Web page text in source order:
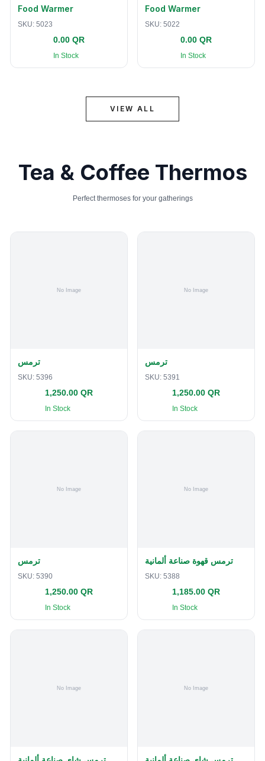
Food Warmer
SKU: 5023
0.00 QR
In Stock
Food Warmer
SKU: 5022
0.00 QR
In Stock
VIEW ALL
Tea & Coffee Thermos
Perfect thermoses for your gatherings
ترمس
SKU: 5396
1,250.00 QR
In Stock
ترمس
SKU: 5391
1,250.00 QR
In Stock
ترمس
SKU: 5390
1,250.00 QR
In Stock
ترمس قهوة صناعة ألمانية
SKU: 5388
1,185.00 QR
In Stock